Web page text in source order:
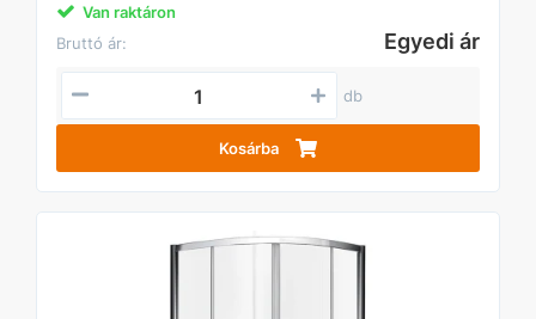
Van raktáron
Bruttó ár:
Egyedi ár
db
Kosárba